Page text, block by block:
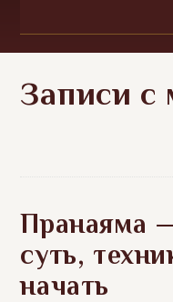
Записи с
Пранаяма
суть,
начать